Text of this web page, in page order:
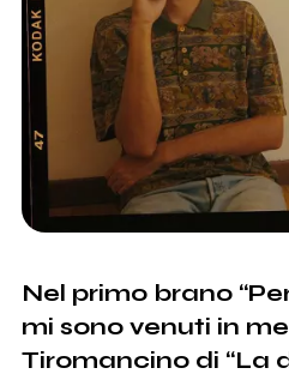
Nel primo brano
mi sono venuti in
Tiromancino di “La